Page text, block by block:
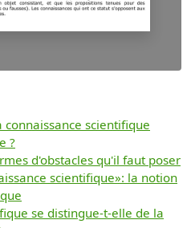
scientifique
?
d'obstacles qu'il faut poser
scientifique»: la notion
se distingue-t-elle de la